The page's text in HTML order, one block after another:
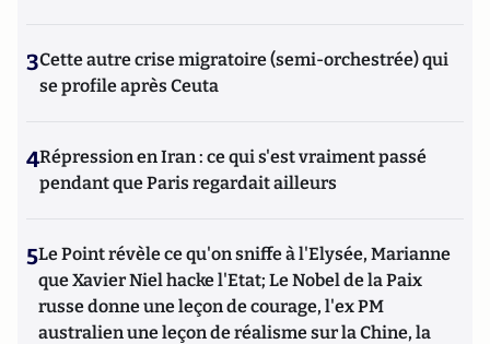
3Cette autre crise migratoire (semi-orchestrée) qui
se profile après Ceuta
4Répression en Iran : ce qui s'est vraiment passé
pendant que Paris regardait ailleurs
5Le Point révèle ce qu'on sniffe à l'Elysée, Marianne
que Xavier Niel hacke l'Etat; Le Nobel de la Paix
russe donne une leçon de courage, l'ex PM
australien une leçon de réalisme sur la Chine, la